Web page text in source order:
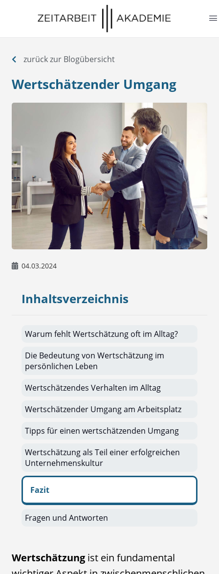
zurück zur Blogübersicht
Wertschätzender Umgang
04.03.2024
Inhaltsverzeichnis
Warum fehlt Wertschätzung oft im Alltag?
Die Bedeutung von Wertschätzung im
persönlichen Leben
Wertschätzendes Verhalten im Alltag
Wertschätzender Umgang am Arbeitsplatz
Tipps für einen wertschätzenden Umgang
Wertschätzung als Teil einer erfolgreichen
Unternehmenskultur
Fazit
Fragen und Antworten
Wertschätzung ist ein fundamental